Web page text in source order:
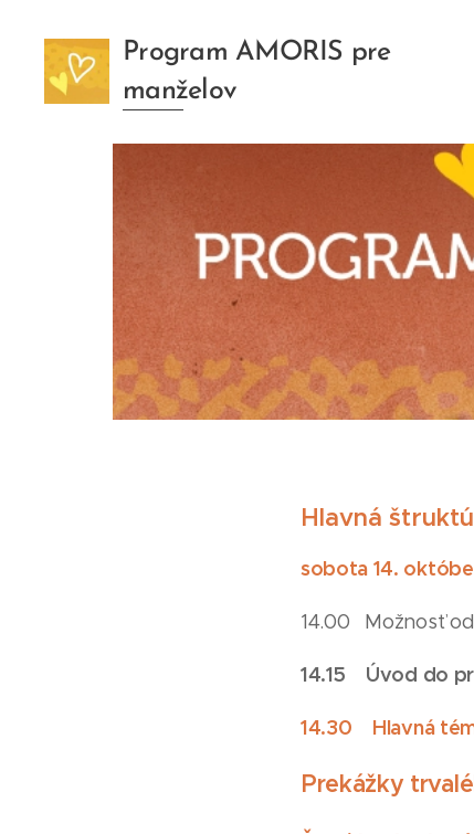
Program AMORIS pre
manželov
Hlavná
sobota 14.
14.00 Možnosť
14.15 Úvod do
14.30 Hlavná
Prekážky